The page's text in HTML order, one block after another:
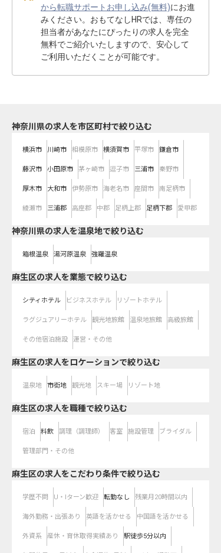
から転職サポートお申し込み(無料)にお進
みください。おもてなしHRでは、専任の
担当者があなたにぴったりの求人を完全
無料でご紹介いたしますので、安心して
ご利用いただくことが可能です。
神奈川県の求人を市区町村で絞り込む
横浜市 川崎市 相模原市 横須賀市 平塚市 鎌倉市
藤沢市 小田原市 茅ヶ崎市 逗子市 三浦市 秦野市
厚木市 大和市 伊勢原市 海老名市 座間市 南足柄市
綾瀬市 三浦郡 高座郡 中郡 足柄上郡 足柄下郡 愛甲郡
神奈川県の求人を温泉地で絞り込む
箱根温泉 湯河原温泉 強羅温泉
麻生区の求人を業態で絞り込む
シティホテル ビジネスホテル リゾートホテル
ラグジュアリーホテル 観光地旅館 温泉地旅館 高級旅館
その他宿泊施設 運営・その他
麻生区の求人をロケーションで絞り込む
温泉地 市街地 観光地 スキー場 リゾート地
麻生区の求人を職種で絞り込む
宿泊 料飲 調理（調理師） 客室 施設管理 ブライダル
管理部門・その他
麻生区の求人をこだわり条件で絞り込む
学歴不問 U・Iターン歓迎 転勤なし 残業月20時間以内
海外勤務・出張あり 英語を活かせる 中国語を活かせる
外資系 産休・育休取得実績あり 駅徒歩5分以内